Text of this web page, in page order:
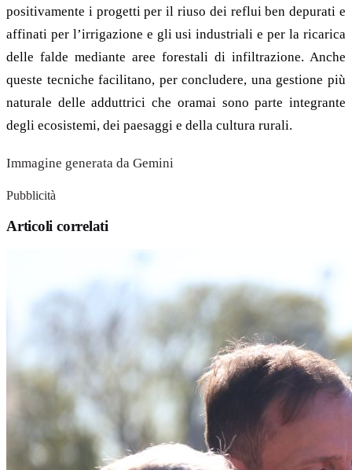
positivamente i progetti per il riuso dei reflui ben depurati e
affinati per l’irrigazione e gli usi industriali e per la ricarica
delle falde mediante aree forestali di infiltrazione. Anche
queste tecniche facilitano, per concludere, una gestione più
naturale delle adduttrici che oramai sono parte integrante
degli ecosistemi, dei paesaggi e della cultura rurali.
Immagine generata da Gemini
Pubblicità
Articoli correlati